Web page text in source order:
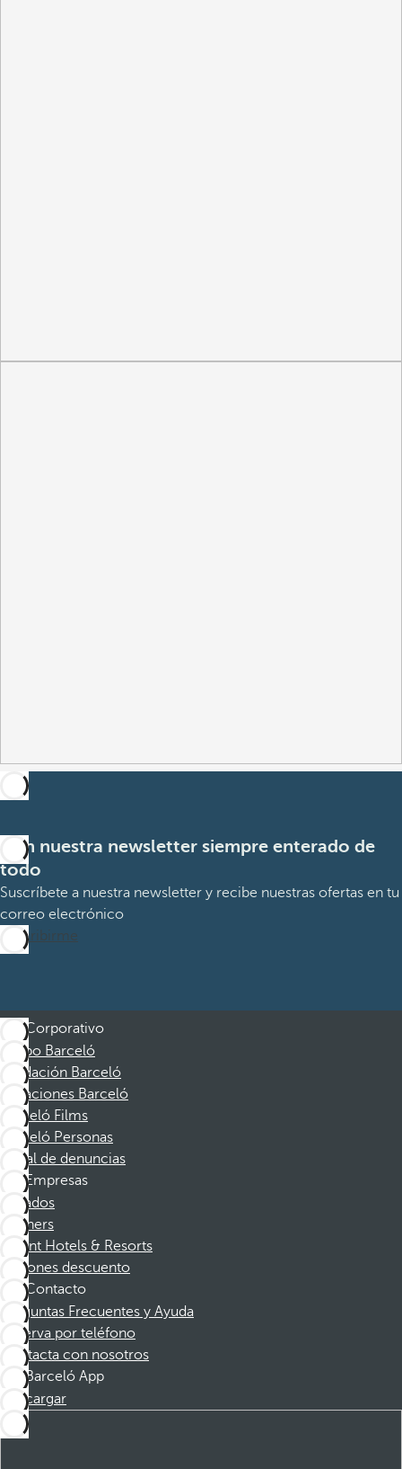
Con nuestra newsletter siempre enterado de
todo
Suscríbete a nuestra newsletter y recibe nuestras ofertas en tu
correo electrónico
Suscribirme
Corporativo
Grupo Barceló
Fundación Barceló
Vacaciones Barceló
Barceló Films
Barceló Personas
Canal de denuncias
Empresas
Afiliados
Partners
Dorint Hotels & Resorts
Cupones descuento
Contacto
Preguntas Frecuentes y Ayuda
Reserva por teléfono
Contacta con nosotros
Barceló App
Descargar